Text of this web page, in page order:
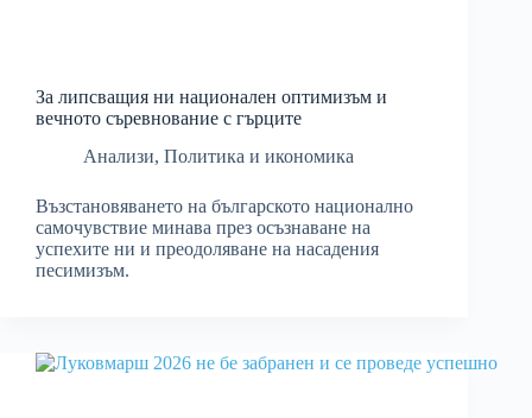
За липсващия ни национален оптимизъм и
вечното съревнование с гърците
Анализи, Политика и икономика
Възстановяването на българското национално
самочувствие минава през осъзнаване на
успехите ни и преодоляване на насадения
песимизъм.